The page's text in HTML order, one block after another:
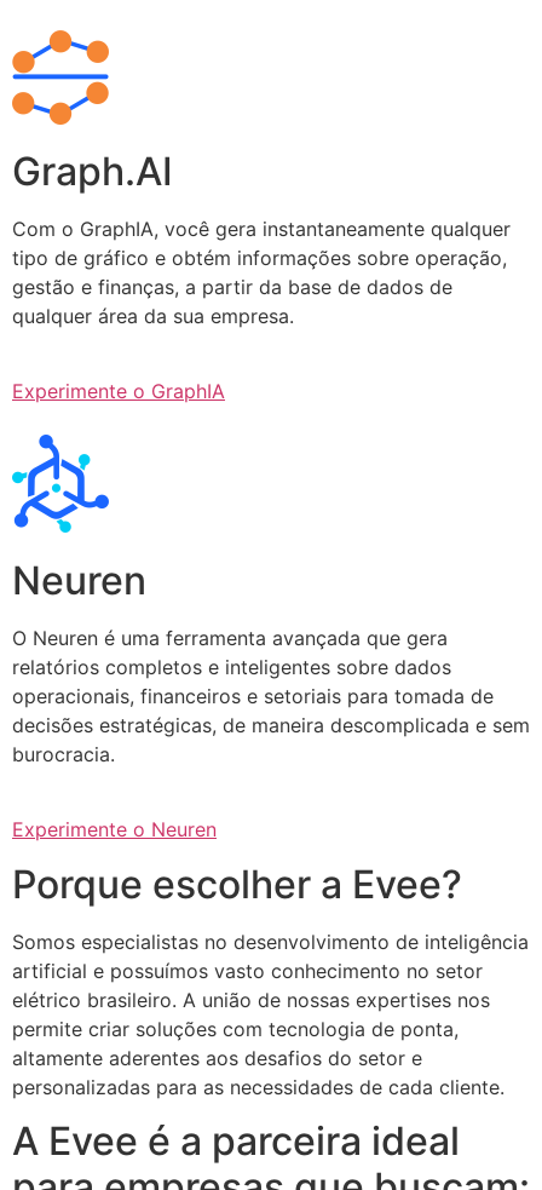
Graph.AI
Com o GraphIA, você gera instantaneamente qualquer
tipo de gráfico e obtém informações sobre operação,
gestão e finanças, a partir da base de dados de
qualquer área da sua empresa.
Experimente o GraphIA
Neuren
O Neuren é uma ferramenta avançada que gera
relatórios completos e inteligentes sobre dados
operacionais, financeiros e setoriais para tomada de
decisões estratégicas, de maneira descomplicada e sem
burocracia.
Experimente o Neuren
Porque escolher a Evee?
Somos especialistas no desenvolvimento de inteligência
artificial e possuímos vasto conhecimento no setor
elétrico brasileiro. A união de nossas expertises nos
permite criar soluções com tecnologia de ponta,
altamente aderentes aos desafios do setor e
personalizadas para as necessidades de cada cliente.
A Evee é a parceira ideal